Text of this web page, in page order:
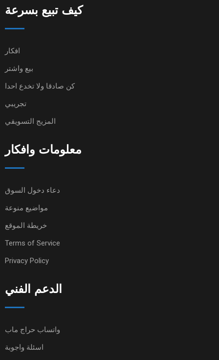
كيف تبيع بسرعة
افكار
بيع واشتر
كن صادقا ولا تخدع احدا
تجريبي
المزيج التسويقي
معلومات وافكار
دعاء دخول السوق
مواضيع منوعة
خريطة الموقع
Terms of Service
Privacy Policy
الدعم الفني
واتساب حراج ماب
اسئلة واجوبة